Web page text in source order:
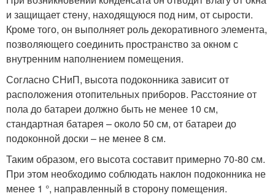
и защищает стену, находящуюся под ним, от сырости.
Кроме того, он выполняет роль декоративного элемента,
позволяющего соединить пространство за окном с
внутренним наполнением помещения.
Согласно СНиП, высота подоконника зависит от
расположения отопительных приборов. Расстояние от
пола до батареи должно быть не менее 10 см,
стандартная батарея – около 50 см, от батареи до
подоконной доски – не менее 8 см.
Таким образом, его высота составит примерно 70-80 см.
При этом необходимо соблюдать наклон подоконника не
менее 1 °, направленный в сторону помещения.